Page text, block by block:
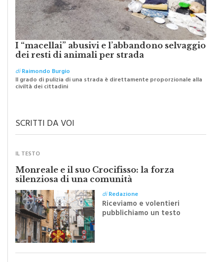
I “macellai” abusivi e l’abbandono selvaggio
dei resti di animali per strada
diRaimondo Burgio
Il grado di pulizia di una strada è direttamente proporzionale alla
civiltà dei cittadini
Monreale e il suo Crocifisso: la forza
silenziosa di una comunità
diRedazione
Riceviamo e volentieri
pubblichiamo un testo
inviato dalla scrittrice
monrealese Mariella